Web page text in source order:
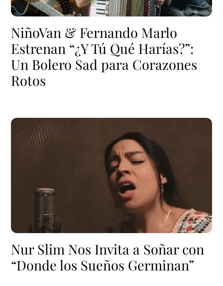
NiñoVan & Fernando Marlo
Estrenan “¿Y Tú Qué Harías?”:
Un Bolero Sad para Corazones
Rotos
Nur Slim Nos Invita a Soñar con
“Donde los Sueños Germinan”